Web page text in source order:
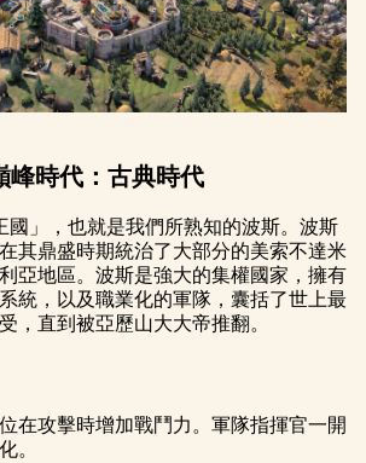
峰時代：古典時代
國」，也就是我們所熟知的波斯。波斯
其鼎盛時期統治了大部分的美索不達米
亞地區。波斯是強大的集權國家，擁有
統，以及職業化的軍隊，囊括了世上最
，直到被亞歷山大大帝推翻。
在攻擊時增加戰鬥力。軍隊指揮官一開
。